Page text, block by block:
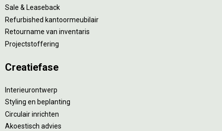
Sale & Leaseback
Refurbished kantoormeubilair
Retourname van inventaris
Projectstoffering
Creatiefase
Interieurontwerp
Styling en beplanting
Circulair inrichten
Akoestisch advies